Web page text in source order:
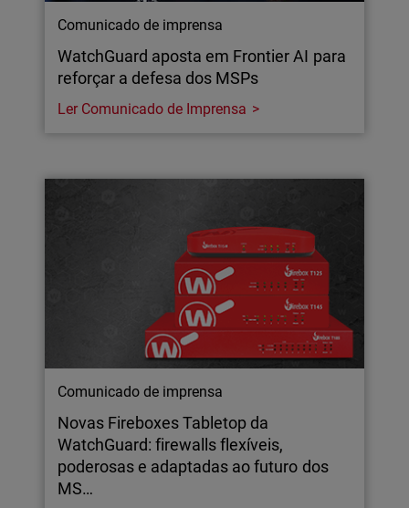
Comunicado de imprensa
WatchGuard aposta em Frontier AI para
reforçar a defesa dos MSPs
Ler Comunicado de Imprensa
Comunicado de imprensa
Novas Fireboxes Tabletop da
WatchGuard: firewalls flexíveis,
poderosas e adaptadas ao futuro dos
MS…